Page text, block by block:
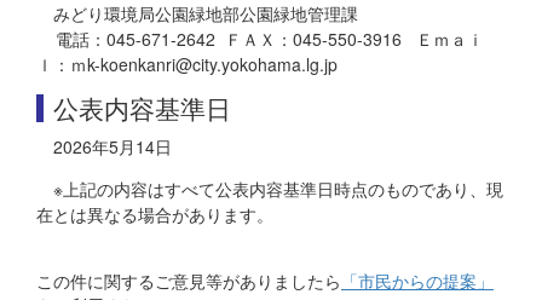
みどり環境局公園緑地部公園緑地管理課
電話：045-671-2642 ＦＡＸ：045-550-3916 Ｅｍａｉ
ｌ：ｍk-koenkanri@city.yokohama.lg.jp
公表内容基準日
2026年5月14日
※上記の内容はすべて公表内容基準日時点のものであり、現
在とは異なる場合があります。
この件に関するご意見等がありましたら 「市民からの提案」